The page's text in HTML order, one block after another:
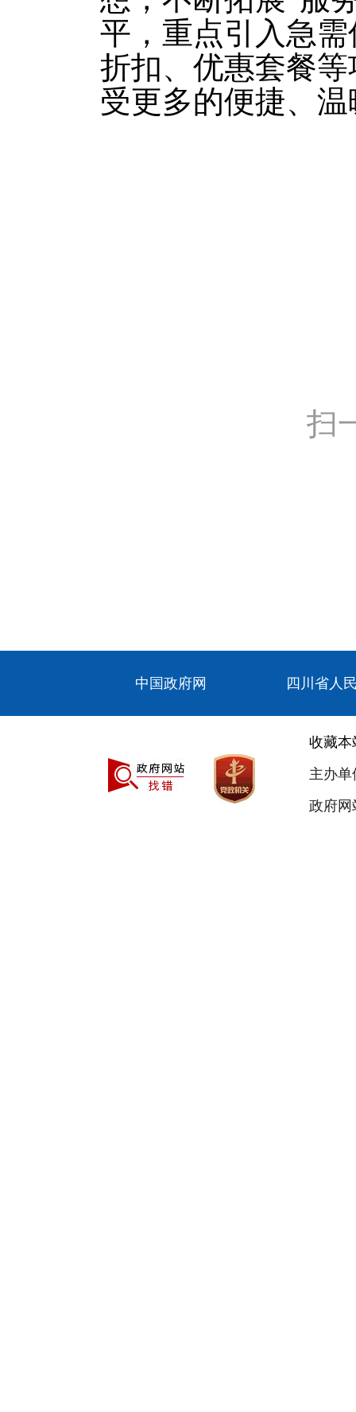
平，重点引入急
折扣、优惠套餐
受更多的便捷、
扫
中国政府网 四川省人
收藏本
主办
政府网